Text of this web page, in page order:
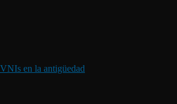
en la antigüedad